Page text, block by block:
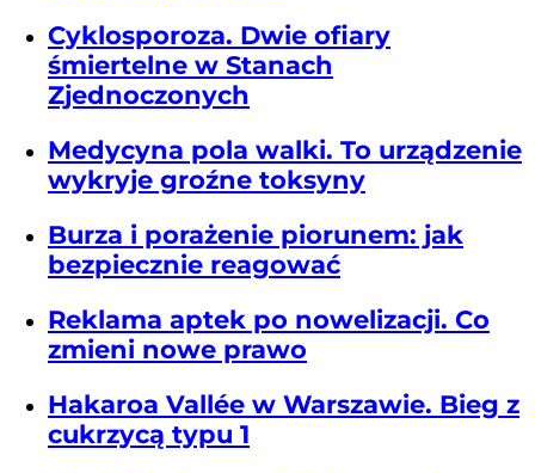
Cyklosporoza. Dwie ofiary
śmiertelne w Stanach
Zjednoczonych
Medycyna pola walki. To urządzenie
wykryje groźne toksyny
Burza i porażenie piorunem: jak
bezpiecznie reagować
Reklama aptek po nowelizacji. Co
zmieni nowe prawo
Hakaroa Vallée w Warszawie. Bieg z
cukrzycą typu 1